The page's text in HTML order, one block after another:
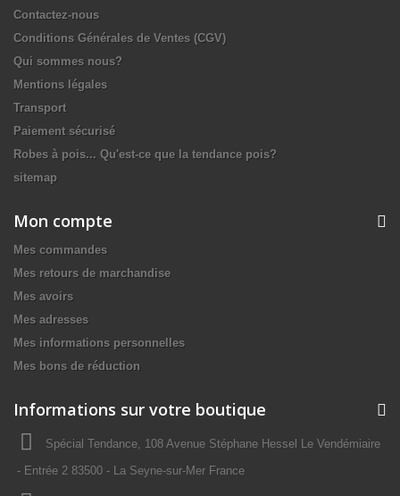
Contactez-nous
Conditions Générales de Ventes (CGV)
Qui sommes nous?
Mentions légales
Transport
Paiement sécurisé
Robes à pois... Qu'est-ce que la tendance pois?
sitemap
Mon compte
Mes commandes
Mes retours de marchandise
Mes avoirs
Mes adresses
Mes informations personnelles
Mes bons de réduction
Informations sur votre boutique
Spécial Tendance, 108 Avenue Stéphane Hessel Le Vendémiaire
- Entrée 2 83500 - La Seyne-sur-Mer France